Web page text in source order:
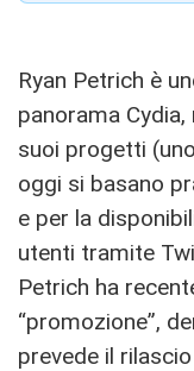
Ryan Petrich è
panorama
suoi progetti
oggi si basano
e per la
utenti tramite
Petrich ha
“promozione”,
prevede il